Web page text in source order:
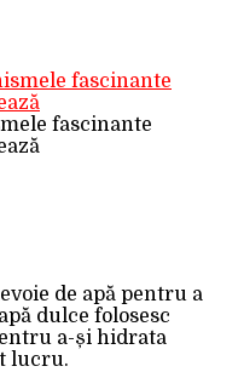
fascinante
de apă pentru a
dulce folosesc
a-și hidrata
lucru.